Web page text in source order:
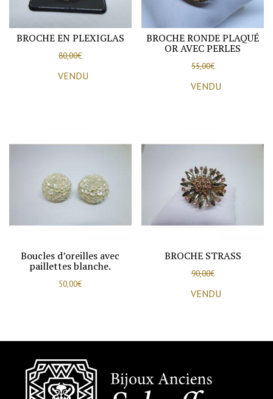
BROCHE EN PLEXIGLAS
80,00€
VENDU
BROCHE RONDE PLAQUÉ
OR AVEC PERLES
55,00€
VENDU
Boucles d’oreilles avec
paillettes blanche.
50,00€
BROCHE STRASS
90,00€
VENDU